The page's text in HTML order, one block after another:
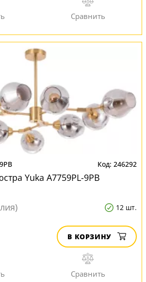
246292
Yuka A7759PL-9PB
12 шт.
В КОРЗИНУ